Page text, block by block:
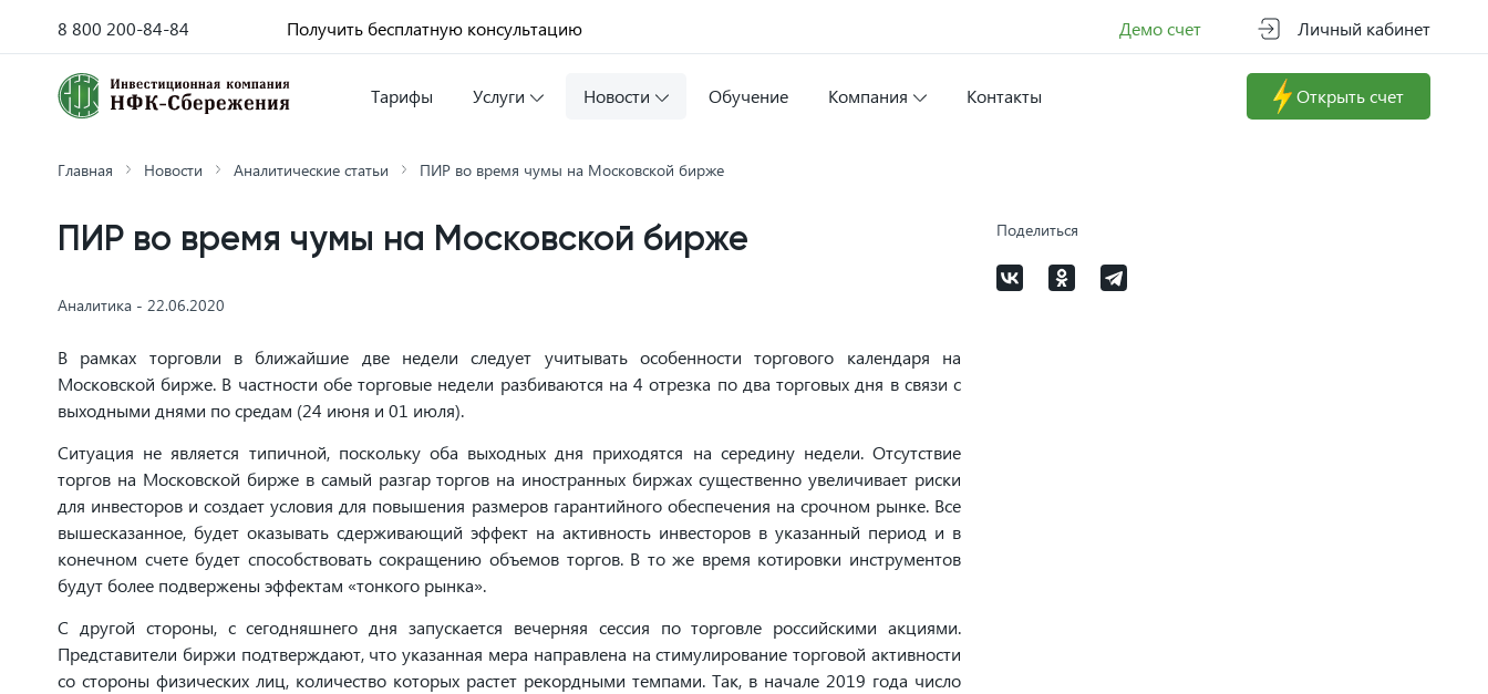
8 800 200-84-84 Получить бесплатную консультацию Демо счет Личный кабинет
Тарифы Услуги Новости Обучение Компания Контакты Открыть счет
Главная Новости Аналитические статьи ПИР во время чумы на Московской бирже
ПИР во время чумы на Московской бирже
Аналитика - 22.06.2020
В рамках торговли в ближайшие две недели следует учитывать особенности торгового календаря на
Московской бирже. В частности обе торговые недели разбиваются на 4 отрезка по два торговых дня в связи с
выходными днями по средам (24 июня и 01 июля).
Ситуация не является типичной, поскольку оба выходных дня приходятся на середину недели. Отсутствие
торгов на Московской бирже в самый разгар торгов на иностранных биржах существенно увеличивает риски
для инвесторов и создает условия для повышения размеров гарантийного обеспечения на срочном рынке. Все
вышесказанное, будет оказывать сдерживающий эффект на активность инвесторов в указанный период и в
конечном счете будет способствовать сокращению объемов торгов. В то же время котировки инструментов
будут более подвержены эффектам «тонкого рынка».
С другой стороны, с сегодняшнего дня запускается вечерняя сессия по торговле российскими акциями.
Представители биржи подтверждают, что указанная мера направлена на стимулирование торговой активности
со стороны физических лиц, количество которых растет рекордными темпами. Так, в начале 2019 года число
Поделиться